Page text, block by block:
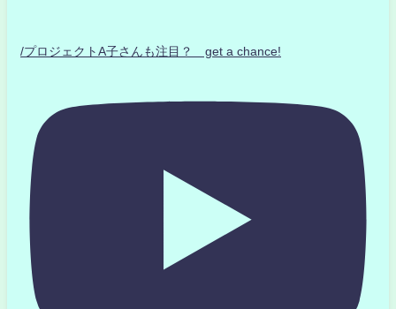
/プロジェクトA子さんも注目？ get a chance!